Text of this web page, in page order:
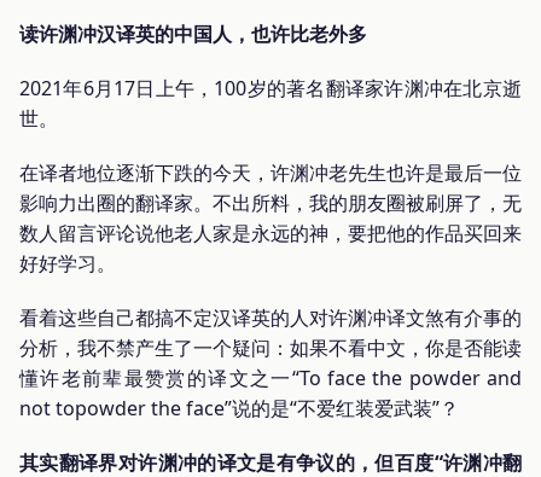
读许渊冲汉译英的中国人，也许比老外多
2021年6月17日上午，100岁的著名翻译家许渊冲在北京逝
世。
在译者地位逐渐下跌的今天，许渊冲老先生也许是最后一位
影响力出圈的翻译家。不出所料，我的朋友圈被刷屏了，无
数人留言评论说他老人家是永远的神，要把他的作品买回来
好好学习。
看着这些自己都搞不定汉译英的人对许渊冲译文煞有介事的
分析，我不禁产生了一个疑问：如果不看中文，你是否能读
懂许老前辈最赞赏的译文之一“To face the powder and
not topowder the face”说的是“不爱红装爱武装”？
其实翻译界对许渊冲的译文是有争议的，但百度“许渊冲翻